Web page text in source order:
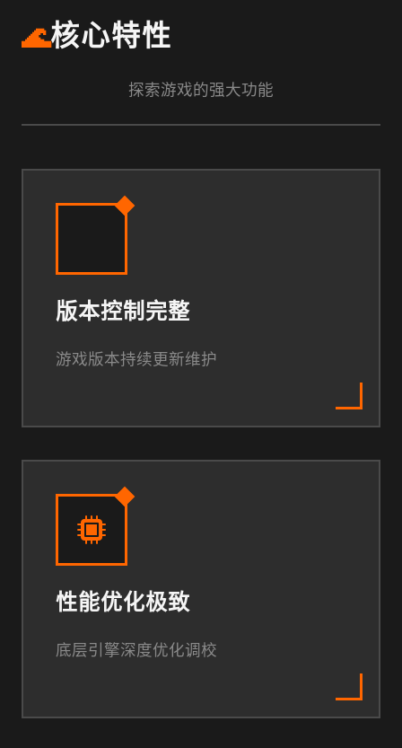
🌊核心特性
探索游戏的强大功能
版本控制完整
游戏版本持续更新维护
性能优化极致
底层引擎深度优化调校